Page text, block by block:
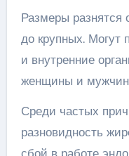
Размеры разнятся
до крупных. Могут
и внутренние
женщины и
Среди частых
разновидность
сбой в работе